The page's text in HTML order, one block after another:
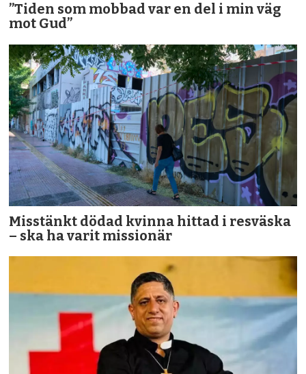
”Tiden som mobbad var en del i min väg
mot Gud”
Misstänkt dödad kvinna hittad i resväska
– ska ha varit missionär